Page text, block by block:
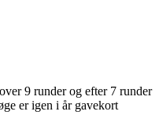
9 runder og efter 7 runder
er igen i år gavekort